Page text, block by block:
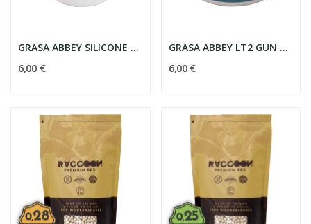
GRASA ABBEY SILICONE GUN GREASE 20ML
6,00 €
GRASA ABBEY LT2 GUN GREASE 50ML NEGRA
6,00 €